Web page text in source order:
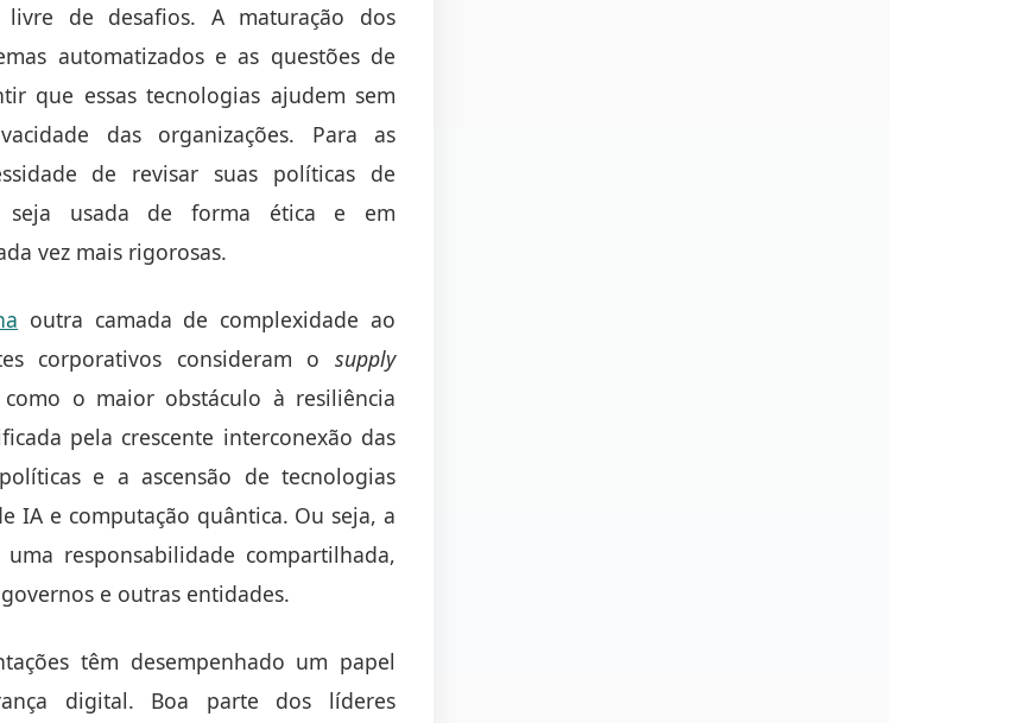
de desafios. A maturação dos
automatizados e as questões de
que essas tecnologias ajudem sem
das organizações. Para as
de revisar suas políticas de
seja usada de forma ética e em
vez mais rigorosas.
outra camada de complexidade ao
corporativos consideram o supply
o maior obstáculo à resiliência
pela crescente interconexão das
e a ascensão de tecnologias
IA e computação quântica. Ou seja, a
responsabilidade compartilhada,
e outras entidades.
têm desempenhado um papel
digital. Boa parte dos líderes